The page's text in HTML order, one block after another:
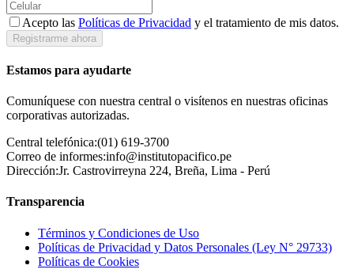
Acepto las Políticas de Privacidad y el tratamiento de mis datos.
Registrarme ahora
Estamos para ayudarte
Comuníquese con nuestra central o visítenos en nuestras oficinas
corporativas autorizadas.
Central telefónica:(01) 619-3700
Correo de informes:info@institutopacifico.pe
Dirección:Jr. Castrovirreyna 224, Breña, Lima - Perú
Transparencia
Términos y Condiciones de Uso
Políticas de Privacidad y Datos Personales (Ley N° 29733)
Políticas de Cookies